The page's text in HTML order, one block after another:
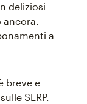
deliziosi
ancora.
a
breve e
SERP.